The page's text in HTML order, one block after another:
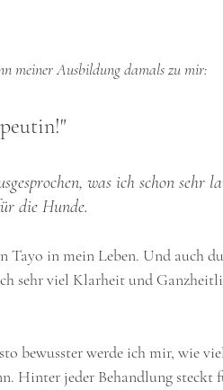
meiner Ausbildung damals zu mir:
was ich schon sehr
die Hunde.
in mein Leben. Und auch
sehr viel Klarheit und
bewusster werde ich mir, wie
Hinter jeder Behandlung steckt